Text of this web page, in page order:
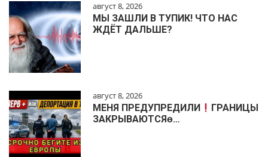
август 8, 2026
МЫ ЗАШЛИ В ТУПИК! ЧТО НАС
ЖДЁТ ДАЛЬШЕ?
август 8, 2026
МЕНЯ ПРЕДУПРЕДИЛИ
ГРАНИЦЫ
ЗАКРЫВАЮТСЯɵ…